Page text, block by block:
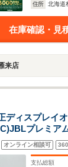
住所
北海道
在庫確認・見
来店
ィスプレイオ
プレミア
テアリングリ
)シートヒータ
オンライン相談可
支払総額